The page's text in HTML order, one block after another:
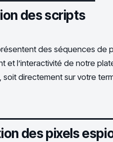
des scripts
des séquences de
et l’interactivité de notre
soit directement sur votre
des pixels